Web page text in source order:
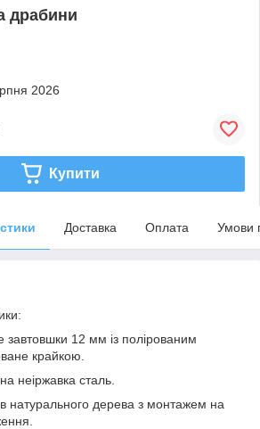
драбини
2026
Купити
Доставка Оплата Умови
12 мм із полірованим
крайкою.
неіржавка сталь.
дерева з монтажем на